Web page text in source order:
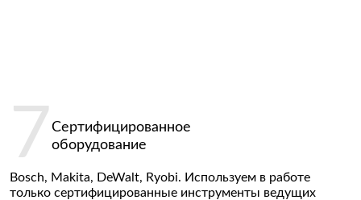
Сертифицированное
оборудование
Bosch, Makita, DeWalt, Ryobi. Используем в работе
только сертифицированные инструменты ведущих